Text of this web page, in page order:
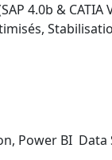
4.0b & CATIA
Power BI Data